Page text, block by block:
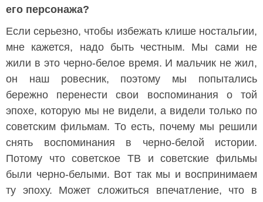
его персонажа?
Если серьезно, чтобы избежать клише ностальгии,
мне кажется, надо быть честным. Мы сами не
жили в это черно-белое время. И мальчик не жил,
он наш ровесник, поэтому мы попытались
бережно перенести свои воспоминания о той
эпохе, которую мы не видели, а видели только по
советским фильмам. То есть, почему мы решили
снять воспоминания в черно-белой истории.
Потому что советское ТВ и советские фильмы
были черно-белыми. Вот так мы и воспринимаем
ту эпоху. Может сложиться впечатление, что в